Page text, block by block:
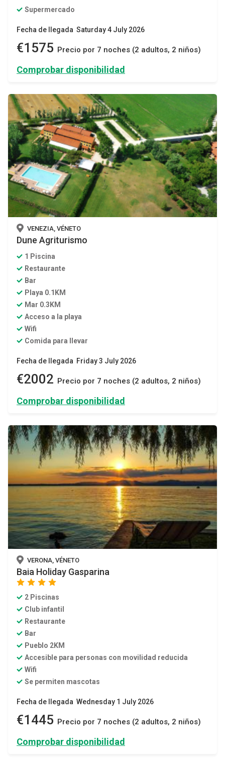
Supermercado
Fecha de llegada Saturday 4 July 2026
€1575 Precio por 7 noches (2 adultos, 2 niños)
Comprobar disponibilidad
VENEZIA, VÉNETO
Dune Agriturismo
1 Piscina
Restaurante
Bar
Playa 0.1KM
Mar 0.3KM
Acceso a la playa
Wifi
Comida para llevar
Fecha de llegada Friday 3 July 2026
€2002 Precio por 7 noches (2 adultos, 2 niños)
Comprobar disponibilidad
VERONA, VÉNETO
Baia Holiday Gasparina
star star star
2 Piscinas
Club infantil
Restaurante
Bar
Pueblo 2KM
Accesible para personas con movilidad reducida
Wifi
Se permiten mascotas
Fecha de llegada Wednesday 1 July 2026
€1445 Precio por 7 noches (2 adultos, 2 niños)
Comprobar disponibilidad